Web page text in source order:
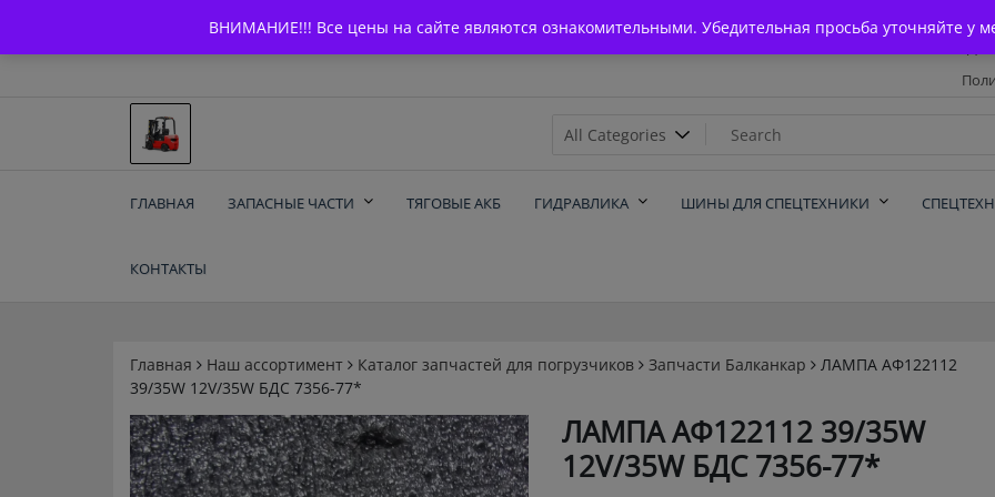
ВНИМАНИЕ!!! Все цены на сайте являются ознакомительными. Убедительная просьба уточняйте у
content
Запчасти для вилочых
ГЛАВНАЯ ЗАПАСНЫЕ ЧАСТИ ТЯГОВЫЕ АКБ ГИДРАВЛИКА ШИНЫ ДЛЯ СПЕЦТЕХНИКИ
КОНТАКТЫ
Главная Наш ассортимент Каталог запчастей для погрузчиков Запчасти Балканкар
ЛАМПА АФ122112
39/35W 12V/35W БДС 7356-77*
ЛАМПА АФ122112 39/35W
12V/35W БДС 7356-77*